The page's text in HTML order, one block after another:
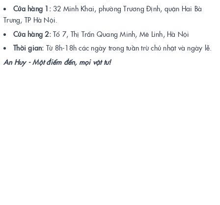
Cửa hàng 1: 32 Minh Khai, phường Trương Định, quận Hai Bà
Trưng, TP Hà Nội.
Cửa hàng 2: Tổ 7, Thị Trấn Quang Minh, Mê Linh, Hà Nội
Thời gian: Từ 8h-18h các ngày trong tuần trừ chủ nhật và ngày lễ.
An Huy - Một điểm đến, mọi vật tư!